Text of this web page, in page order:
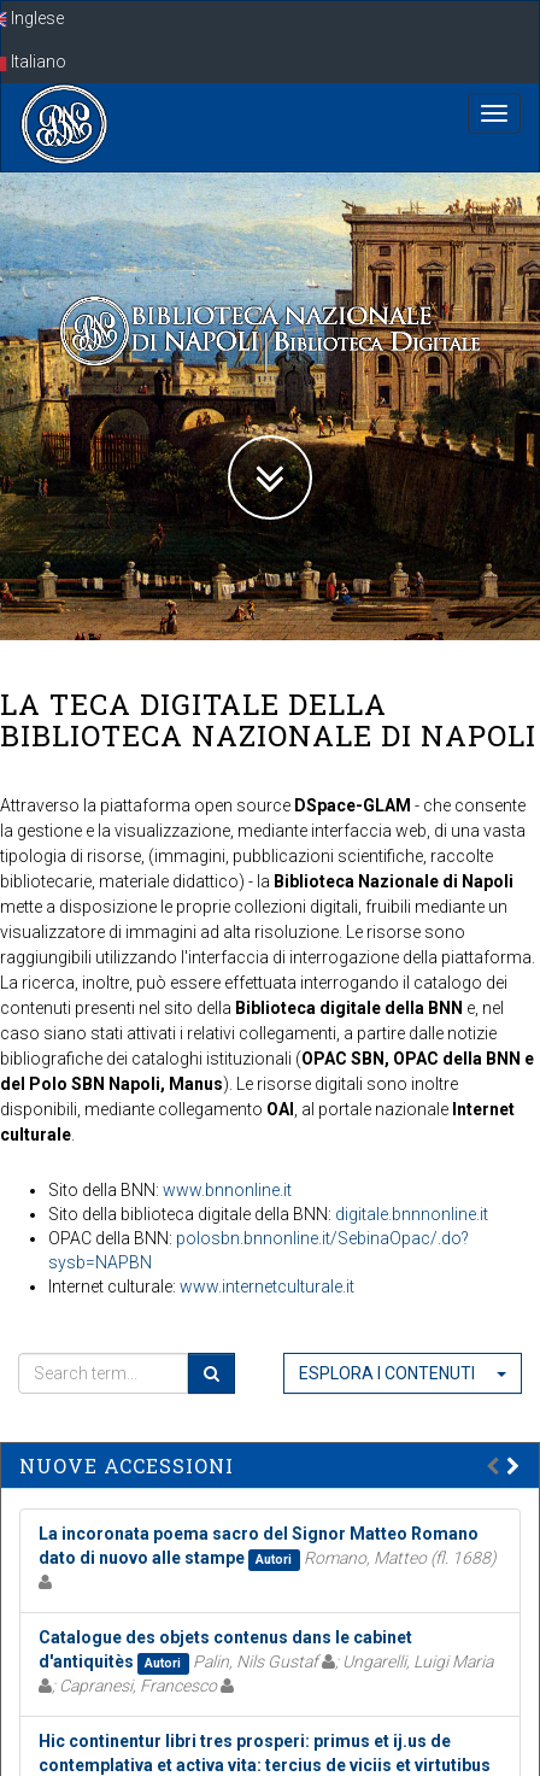
SkipInglese
Italiano
LA TECA DIGITALE DELLA
BIBLIOTECA NAZIONALE DI NAPOLI
Attraverso la piattaforma open source DSpace-GLAM - che consente
la gestione e la visualizzazione, mediante interfaccia web, di una vasta
tipologia di risorse, (immagini, pubblicazioni scientifiche, raccolte
bibliotecarie, materiale didattico) - la Biblioteca Nazionale di Napoli
mette a disposizione le proprie collezioni digitali, fruibili mediante un
visualizzatore di immagini ad alta risoluzione. Le risorse sono
raggiungibili utilizzando l'interfaccia di interrogazione della piattaforma.
La ricerca, inoltre, può essere effettuata interrogando il catalogo dei
contenuti presenti nel sito della Biblioteca digitale della BNN e, nel
caso siano stati attivati i relativi collegamenti, a partire dalle notizie
bibliografiche dei cataloghi istituzionali (OPAC SBN, OPAC della BNN e
del Polo SBN Napoli, Manus). Le risorse digitali sono inoltre
disponibili, mediante collegamento OAI , al portale nazionale Internet
culturale
Sito della BNN: www.bnnonline.it
Sito della biblioteca digitale della BNN: digitale.bnnnonline.it
OPAC della BNN: polosbn.bnnonline.it/SebinaOpac/.do?
sysb=NAPBN
Internet culturale: www.internetculturale.it
ESPLORA I CONTENUTI
NUOVE ACCESSIONI
La incoronata poema sacro del Signor Matteo Romano
dato di nuovo alle stampe
Autori Romano, Matteo (fl. 1688)
Catalogue des objets contenus dans le cabinet
d'antiquitès
Autori Palin, Nils Gustaf
; Ungarelli, Luigi Maria
; Capranesi, Francesco
Hic continentur libri tres prosperi: primus et ij.us de
contemplativa et activa vita: tercius de viciis et virtutibus